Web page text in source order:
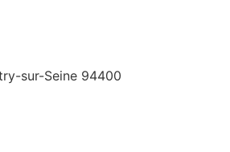
sur-Seine 94400